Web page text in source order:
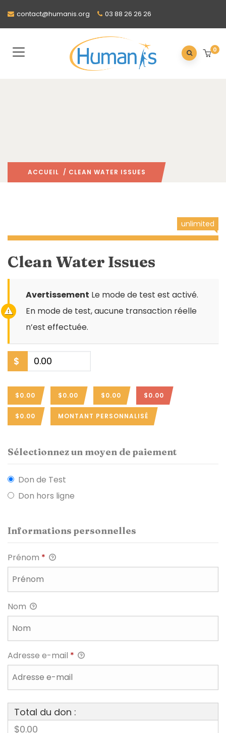
contact@humanis.org 03 88 26 26 26
0
ACCUEIL / CLEAN WATER ISSUES
unlimited
Clean Water Issues
Avertissement Le mode de test est activé.
En mode de test, aucune transaction réelle
n’est effectuée.
$
$0.00 $0.00 $0.00 $0.00
$0.00 MONTANT PERSONNALISÉ
Sélectionnez un moyen de paiement
Don de Test
Don hors ligne
Informations personnelles
Prénom *
Nom
Adresse e-mail *
Total du don :
$0.00